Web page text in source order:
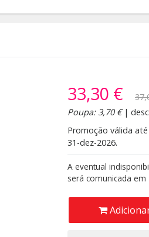
33,30 €
Poupa: 3,70 €|
Promoção válida
31-dez-2026.
A eventual
será comunicada em